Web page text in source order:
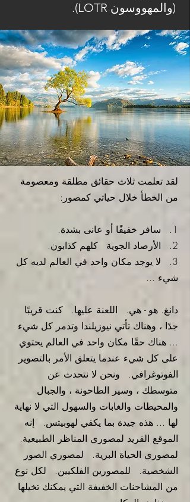
(والمهووسون LOTR).
لقد تعلمت ثلاث حقائق مطلقة ومعصومة
من الخطأ خلال حياتي كمصور:
1.
سافر خفيفًا أو عانى بشدة.
2.
الأرصاد الجوية
كلهم كذابون.
3.
لا يوجد مكان واحد في العالم لديه كل
شيء ...
دانغ. هو - هي. اللعنة عليها.
كنت قريبًا
جدًا ، وهناك تأتي نيوزيلندا وتدمر كل شيء
... هناك حقًا مكان واحد في العالم يحتوي
على كل شيء عندما يتعلق الأمر بالتصوير
الفوتوغرافي.
ونحن لا نتحدث عن
متوسطك ، وسير الطاحونة ، والجبال
والمحيطات والغابات والسهول التي لا نهاية
لها ... هذه جيدة بما يكفي لهوبيتس.
إنه
الموقع الفريد لمصوري المناظر الطبيعية.
لمصوري الحياة البرية.
لمصوري الصور
الشخصية.
للمصورين الفلكيين.
لكل نوع
من المشاحنات الخفيفة التي يمكنك تخيلها